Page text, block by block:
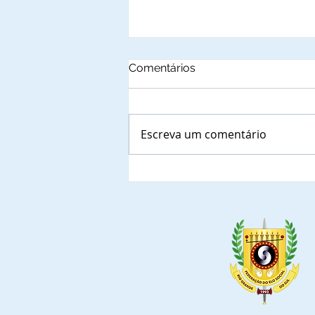
presença nas solenidades
de outorga de Títulos de
Comendadores e
Embaixadoras da Ordem do
Mérito do Elo Social e jantar
Comentários
Escreva um comentário